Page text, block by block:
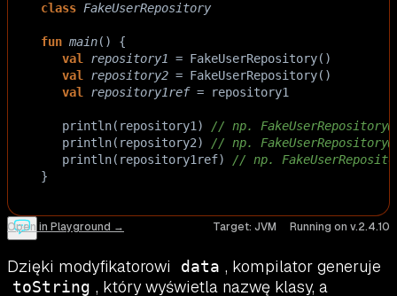
class FakeUserRepository
fun main() {
val repository1 = FakeUserRepository()
val repository2 = FakeUserRepository()
val repository1ref = repository1
println( repository1) // np.
println( repository2) // np.
println( repository1ref) // np.
}
Open in Playground → Target: JVM Running on v.2.4.10
Dzięki modyfikatorowi data , kompilator generuje
toString , który wyświetla nazwę klasy, a